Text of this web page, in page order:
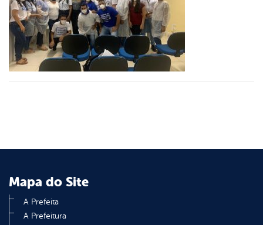
Mapa do Site
A Prefeita
A Prefeitura